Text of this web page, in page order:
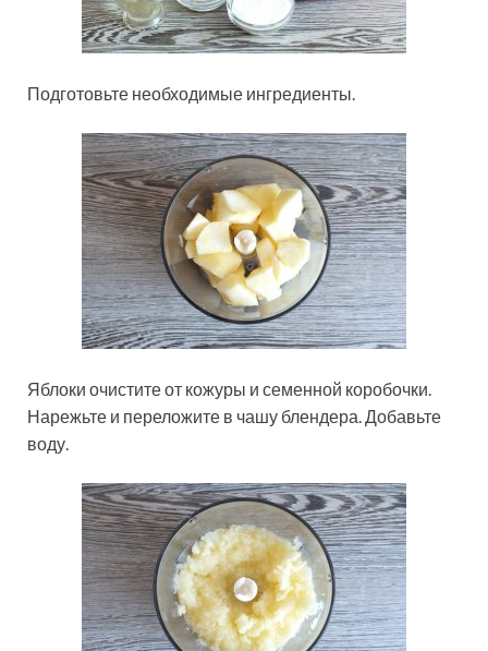
Подготовьте необходимые ингредиенты.
Яблоки очистите от кожуры и семенной коробочки.
Нарежьте и переложите в чашу блендера. Добавьте
воду.